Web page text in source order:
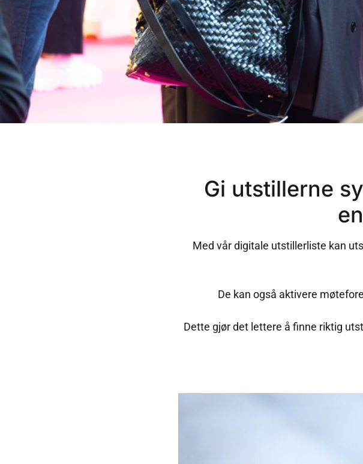
Gi utstillerne
Med vår digitale utstillerliste kan
De kan også aktivere
Dette gjør det lettere å finne riktig